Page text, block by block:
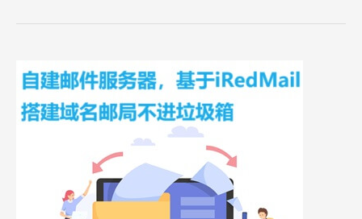
自
建
邮